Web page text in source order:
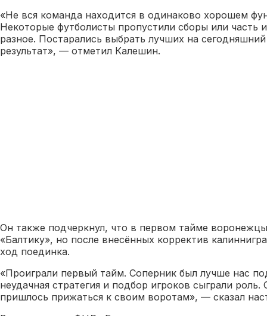
«Не вся команда находится в одинаково хорошем
Некоторые футболисты пропустили сборы или часть
разное. Постарались выбрать лучших на
результат», — отметил Калешин.
Он также подчеркнул, что в первом тайме
«Балтику», но после внесённых корректив
ход поединка.
«Проиграли первый тайм. Соперник был лучше нас
неудачная стратегия и подбор игроков сыграли
пришлось прижаться к своим воротам», — сказал